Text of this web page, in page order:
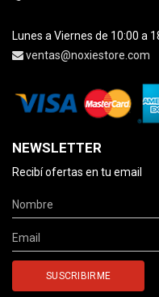
Lunes a Viernes de 10:00 a
ventas@noxiestore.com
NEWSLETTER
Recibí ofertas en tu email